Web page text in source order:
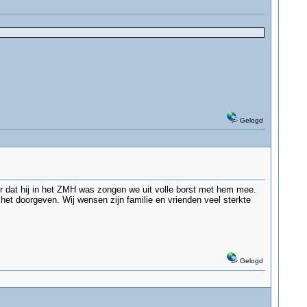
Gelogd
hij in het ZMH was zongen we uit volle borst met hem mee.
doorgeven. Wij wensen zijn familie en vrienden veel sterkte
Gelogd